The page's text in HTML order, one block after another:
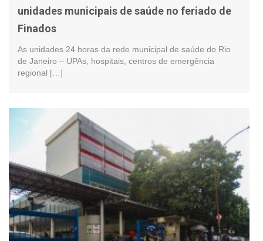
unidades municipais de saúde no feriado de
Finados
As unidades 24 horas da rede municipal de saúde do Rio
de Janeiro – UPAs, hospitais, centros de emergência
regional […]